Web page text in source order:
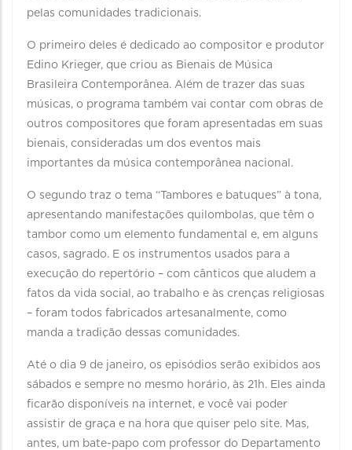
pelas comunidades tradicionais.
O primeiro deles é dedicado ao compositor e produtor
Edino Krieger, que criou as Bienais de Música
Brasileira Contemporânea. Além de trazer das suas
músicas, o programa também vai contar com obras de
outros compositores que foram apresentadas em suas
bienais, consideradas um dos eventos mais
importantes da música contemporânea nacional.
O segundo traz o tema “Tambores e batuques” à tona,
apresentando manifestações quilombolas, que têm o
tambor como um elemento fundamental e, em alguns
casos, sagrado. E os instrumentos usados para a
execução do repertório – com cânticos que aludem a
fatos da vida social, ao trabalho e às crenças religiosas
– foram todos fabricados artesanalmente, como
manda a tradição dessas comunidades.
Até o dia 9 de janeiro, os episódios serão exibidos aos
sábados e sempre no mesmo horário, às 21h. Eles ainda
ficarão disponíveis na internet, e você vai poder
assistir de graça e na hora que quiser pelo site. Mas,
antes, um bate-papo com professor do Departamento